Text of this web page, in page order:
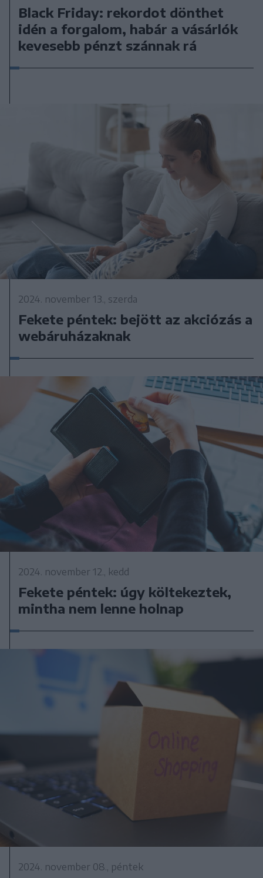
Black Friday: rekordot dönthet
idén a forgalom, habár a vásárlók
kevesebb pénzt szánnak rá
2024. november 13., szerda
Fekete péntek: bejött az akciózás a
webáruházaknak
2024. november 12., kedd
Fekete péntek: úgy költekeztek,
mintha nem lenne holnap
2024. november 08., péntek